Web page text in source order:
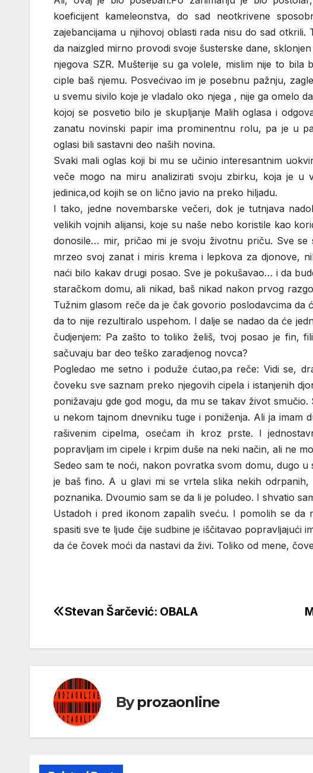
koeficijent kameleonstva, do sad neotkrivene
zajebancijama u njihovoj oblasti rada nisu do sad
da naizgled mirno provodi svoje šusterske dane,
njegova SZR. Mušterije su ga volele, mislim nije to
ciple baš njemu. Posvećivao im je posebnu pažnju,
u svemu sivilo koje je vladalo oko njega , nije ga omelo
kojoj se posvetio bilo je skupljanje Malih oglasa i
zanatu novinski papir ima prominentnu rolu, pa je u
oglasi bili sastavni deo naših novina.
Svaki mali oglas koji bi mu se učinio interesantnim
veče mogo na miru analizirati svoju zbirku, koja je u
jedinica,od kojih se on lično javio na preko hiljadu.
I tako, jedne novembarske večeri, dok je tutnjava
velikih vojnih alijansi, koje su naše nebo koristile kao
donosile… mir, pričao mi je svoju životnu priču. Sve
mrzeo svoj zanat i miris krema i lepkova za djonove,
naći bilo kakav drugi posao. Sve je pokušavao… i da
staračkom domu, ali nikad, baš nikad nakon prvog
Tužnim glasom reče da je čak govorio poslodavcima
da to nije rezultiralo uspehom. I dalje se nadao da će
čudjenjem: Pa zašto to toliko želiš, tvoj posao je fin,
sačuvaju bar deo teško zaradjenog novca?
Pogledao me setno i poduže ćutao,pa reče: Vidi se,
čoveku sve saznam preko njegovih cipela i istanjenih
ponižavaju gde god mogu, da mu se takav život
u nekom tajnom dnevniku tuge i poniženja. Ali ja imam
rašivenim cipelma, osećam ih kroz prste. I
popravljam im cipele i krpim duše na neki način, ali ne
Sedeo sam te noći, nakon povratka svom domu, dugo
je baš fino. A u glavi mi se vrtela slika nekih
poznanika. Dvoumio sam se da li je poludeo. I shvatio
Ustadoh i pred ikonom zapalih sveću. I pomolih se da
spasiti sve te ljude čije sudbine je iščitavao popravljajući
da će čovek moći da nastavi da živi. Toliko od mene,
Кретање
Stevan Šarčević: OBALA
Byprozaonline